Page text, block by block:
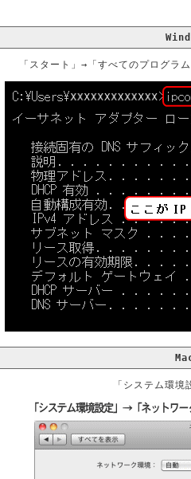
「スタート」→「すべてのプログラ
「システム環境